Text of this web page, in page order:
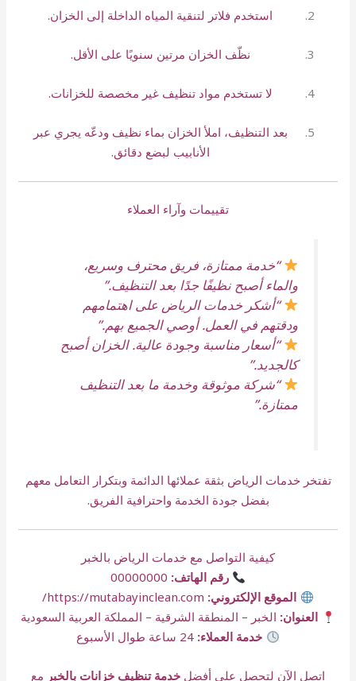
استخدم فلاتر لتنقية المياه الداخلة إلى الخزان.
نظّف الخزان مرتين سنويًا على الأقل.
لا تستخدم مواد تنظيف غير مخصصة للخزانات.
بعد التنظيف، املأ الخزان بماء نظيف ودعّه يجري عبر
الأنابيب لبضع دقائق.
تقييمات وآراء العملاء
“خدمة ممتازة، فريق محترف وسريع،
والماء أصبح نظيفًا جدًا بعد التنظيف.”
“أشكر خدمات الرياض على اهتمامهم
ودقتهم في العمل. أوصي الجميع بهم.”
“أسعار مناسبة وجودة عالية. الخزان أصبح
كالجديد.”
“شركة موثوقة وخدمة ما بعد التنظيف
ممتازة.”
تفتخر خدمات الرياض بثقة عملائها الدائمة وبتكرار التعامل معهم
بفضل جودة الخدمة واحترافية الفريق.
كيفية التواصل مع خدمات الرياض بالخبر
رقم الهاتف:
الموقع الإلكتروني: https://mutabayinclean.com/
العنوان: الخبر – المنطقة الشرقية – المملكة العربية السعودية
خدمة العملاء:
اتصل الآن لتحصل على أفضل خدمة تنظيف خزانات بالخبر مع